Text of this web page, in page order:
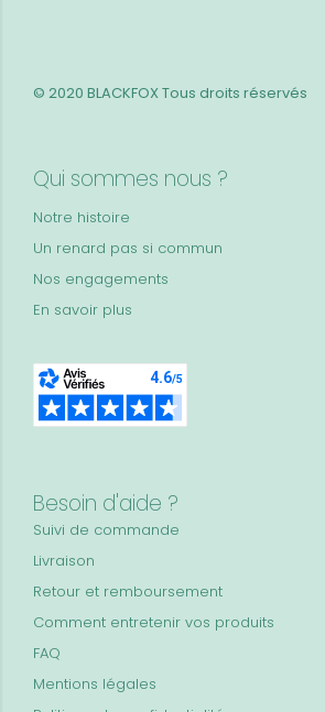
Qui sommes nous ?
Notre histoire
Un renard pas si commun
Nos engagements
En savoir plus
Besoin d'aide ?
Suivi de commande
Livraison
Retour et remboursement
Comment entretenir vos produits
FAQ
Mentions légales
© 2020 BLACKFOXTous droits réservés